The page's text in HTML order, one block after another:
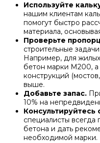
Используйте
нашим клиентам
помогут быстро
материала,
Проверьте
строительные
Например, для
бетон марки М200,
конструкций
выше.
Добавьте запас.
10% на
Консультируйтесь
специалисты всегда
бетона и дать
необходимой марки.